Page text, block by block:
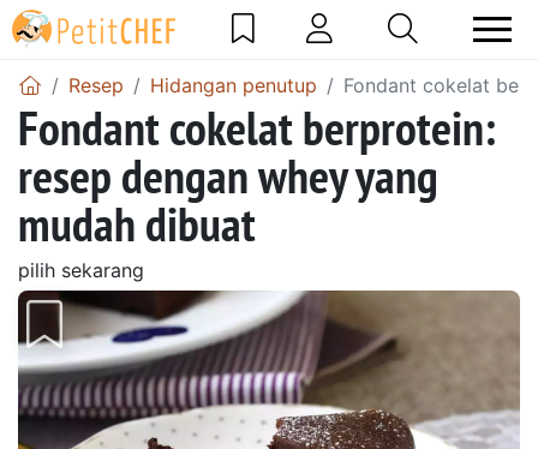
Resep Hidangan penutup Fondant cokelat
Fondant cokelat berprotein:
resep dengan whey yang
mudah dibuat
pilih sekarang